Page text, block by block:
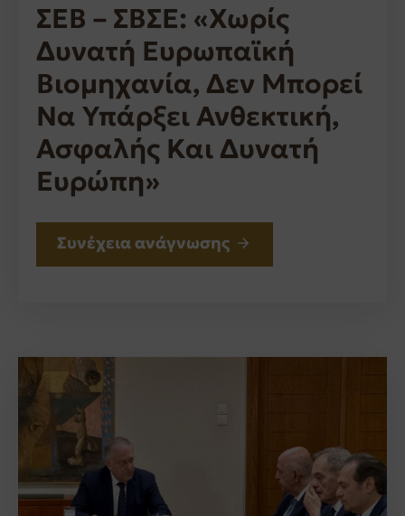
ΣΕΒ – ΣΒΣΕ: «Χωρίς
Δυνατή Ευρωπαϊκή
Βιομηχανία, Δεν Μπορεί
Να Υπάρξει Ανθεκτική,
Ασφαλής Και Δυνατή
Ευρώπη»
Συνέχεια ανάγνωσης